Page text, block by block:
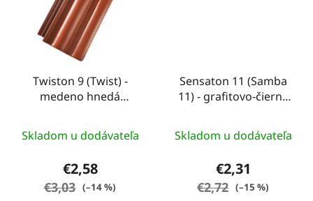
Twiston 9 (Twist) -
medeno hnedá
Skladom u dodávateľa
€2,58
€3,03 (–14 %)
Sensaton 11 (Samba
11) - grafitovo-čierna
Skladom u dodávateľa
€2,31
€2,72 (–15 %)